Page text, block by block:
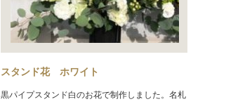
スタンド花 ホワイト
黒パイプスタンド白のお花で制作しました。名札